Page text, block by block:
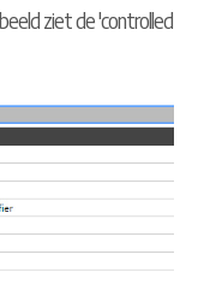
ziet de 'controlled